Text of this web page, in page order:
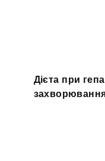
Дієта при